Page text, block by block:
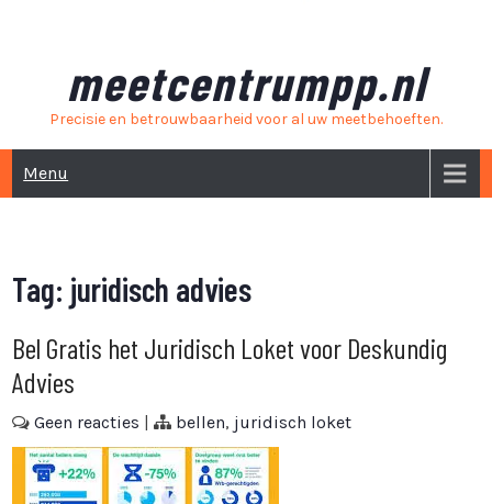
meetcentrumpp.nl
Precisie en betrouwbaarheid voor al uw meetbehoeften.
Menu
Tag: juridisch advies
Bel Gratis het Juridisch Loket voor Deskundig
Advies
Geen reacties | bellen, juridisch loket